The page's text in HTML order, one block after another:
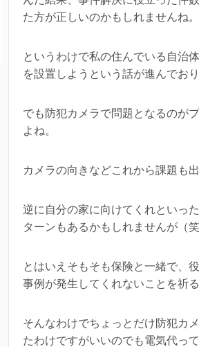
た方が正しいのかもしれませんね。
というわけで私の住んでいる自治
を設置しようという話が進んでおり
でも防犯カメラで問題となるのが
よね。
カメラの向きなどこれから課題も
逆に自分の家に向けてくれといっ
ターンもあるかもしれませんが（笑
とはいえそもそも保険と一緒で、
事例が発生してくれないことを祈る
そんなわけでちょっとだけ防犯カ
たわけですがいいのでも電気代っ